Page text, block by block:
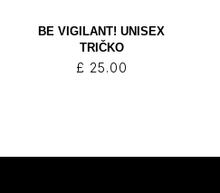
BE VIGILANT! UNISEX
TRIČKO
£ 25.00